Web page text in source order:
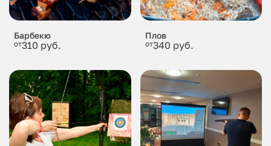
Барбекю
от310 руб.
Плов
от340 руб.